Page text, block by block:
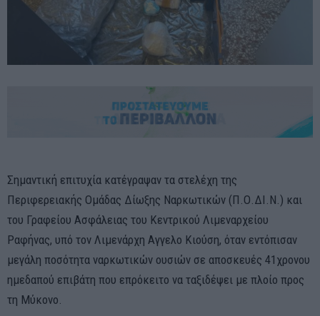
Σημαντική επιτυχία κατέγραψαν τα στελέχη της
Περιφερειακής Ομάδας Δίωξης Ναρκωτικών (Π.Ο.ΔΙ.Ν.) και
του Γραφείου Ασφάλειας του Κεντρικού Λιμεναρχείου
Ραφήνας, υπό τον Λιμενάρχη Αγγελο Κιούση, όταν εντόπισαν
μεγάλη ποσότητα ναρκωτικών ουσιών σε αποσκευές 41χρονου
ημεδαπού επιβάτη που επρόκειτο να ταξιδέψει με πλοίο προς
τη Μύκονο.